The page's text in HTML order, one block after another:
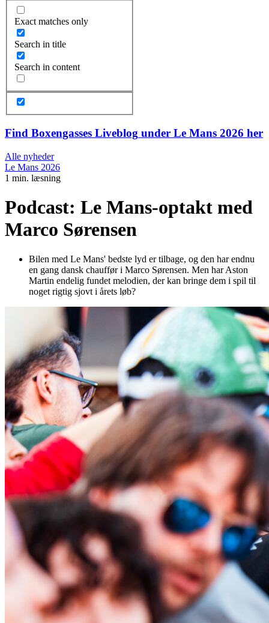
Exact matches only
Search in title
Search in content
Find Boxengasses Liveblog under Le Mans 2026 her
Alle nyheder
Le Mans 2026
1 min. læsning
Podcast: Le Mans-optakt med
Marco Sørensen
Bilen med Le Mans' bedste lyd er tilbage, og den har endnu
en gang dansk chauffør i Marco Sørensen. Men har Aston
Martin endelig fundet melodien, der kan bringe dem i spil til
noget rigtig sjovt i årets løb?